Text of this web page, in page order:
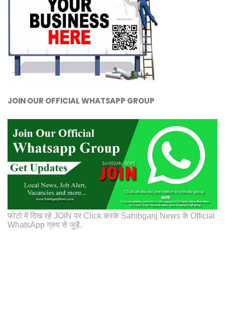
JOIN OUR OFFICIAL WHATSAPP GROUP
फोटो में दिख रहे JOIN पर Click करके Sahibganj News के Official
WhatsApp ग्रुप से जुड़ें.